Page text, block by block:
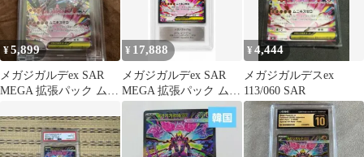
¥5,899
メガジガルデex SAR
MEGA 拡張パック ムニ
¥ 17,888
メガジガルデex SAR
MEGA 拡張パック ムニ
キスゼロ
¥4,444
メガジガルデスex
113/060 SAR